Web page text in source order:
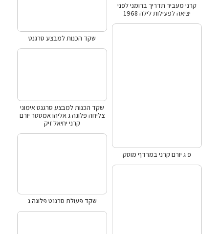
קרני מעביר תדריך ברומני לפני
יציאה לפעילות לילה 1968
פ ג יורם קרני במרדף מוסק
שקד הכנות למבצע סרגנט
שקד הכנות למבצע סרגנט אימוני
צליחה פלוגה ג אליהו אמסטר יורם
קרני יחיאל זיק
שקד פעולת סרגנט פלוגה ג